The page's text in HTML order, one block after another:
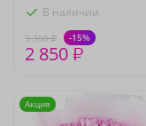
В наличии
3 350 ₽ -15%
2 850 ₽
Акция